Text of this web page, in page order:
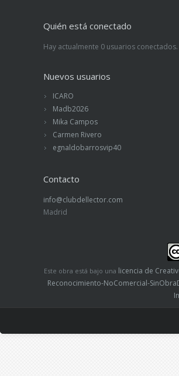
Quién está conectado
Hay actualmente 0 usuarios conectados.
Nuevos usuarios
ICARO
Madb2026
Mika Campos
Carmen Rivero
egnaldobarrosvip40
Contacto
info@clubdellector.com
Madrid
Este obra está bajo una licencia de
Reconocimiento-NoComercial-